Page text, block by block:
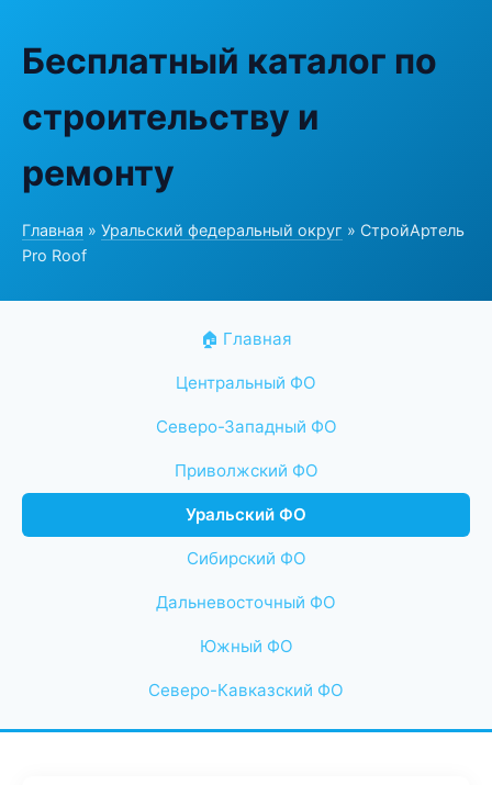
Бесплатный каталог по
строительству и
ремонту
Главная » Уральский федеральный округ » СтройАртель
Pro Roof
🏠 Главная
Центральный ФО
Северо-Западный ФО
Приволжский ФО
Уральский ФО
Сибирский ФО
Дальневосточный ФО
Южный ФО
Северо-Кавказский ФО